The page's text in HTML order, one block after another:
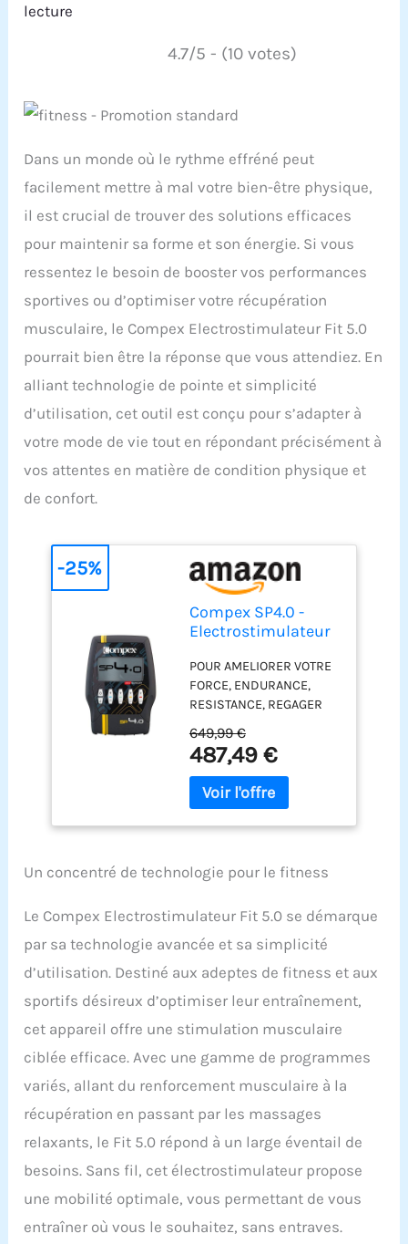
lecture
4.7/5 - (10 votes)
Dans un monde où le rythme effréné peut
facilement mettre à mal votre bien-être physique,
il est crucial de trouver des solutions efficaces
pour maintenir sa forme et son énergie. Si vous
ressentez le besoin de booster vos performances
sportives ou d’optimiser votre récupération
musculaire, le Compex Electrostimulateur Fit 5.0
pourrait bien être la réponse que vous attendiez. En
alliant technologie de pointe et simplicité
d’utilisation, cet outil est conçu pour s’adapter à
votre mode de vie tout en répondant précisément à
vos attentes en matière de condition physique et
de confort.
Compex SP4.0 -
Electrostimulateur
TENS, Massage - 4
canaux
indépendants, 999
Niveaux d'intensité,
20 programmes -
Compatible
Application Coach -
Capteur MI Sensor -
Coloris Noir
POUR AMELIORER VOTRE
FORCE, ENDURANCE,
RESISTANCE, REGAGER
ET MIEUX RECUPERER : Le
Compex SP4.0 est
l'électrostimulateur
conçu pour le sportif qui
soulager ses douleurs et
sa rééducation. 30
PROGRAMMES : 10
programmes préparation
physique, 5 programmes
récupération/massage, 8
programmes
Antidouleur, 5
programmes fitness et 2
programmes
Rééducation . 4 CANAUX
INDEPENDANTS : Avec 4
canaux indépendants,
vous pouvez travailler
simultanément les 2
cuisses ou les 2 bras ou
toute la sangle
abdominale
649,99 €
487,49 €
-25%
Un concentré de technologie pour le fitness
Le Compex Electrostimulateur Fit 5.0 se démarque
par sa technologie avancée et sa simplicité
d’utilisation. Destiné aux adeptes de fitness et aux
sportifs désireux d’optimiser leur entraînement,
cet appareil offre une stimulation musculaire
ciblée efficace. Avec une gamme de programmes
variés, allant du renforcement musculaire à la
récupération en passant par les massages
relaxants, le Fit 5.0 répond à un large éventail de
besoins. Sans fil, cet électrostimulateur propose
une mobilité optimale, vous permettant de vous
entraîner où vous le souhaitez, sans entraves.